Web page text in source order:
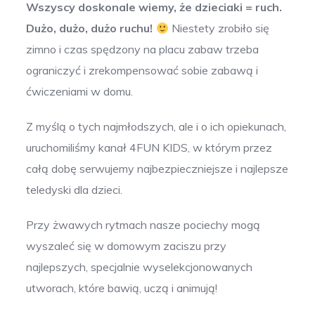
Wszyscy doskonale wiemy, że dzieciaki = ruch.
Dużo, dużo, dużo ruchu!
Niestety zrobiło się
zimno i czas spędzony na placu zabaw trzeba
ograniczyć i zrekompensować sobie zabawą i
ćwiczeniami w domu.
Z myślą o tych najmłodszych, ale i o ich opiekunach,
uruchomiliśmy kanał 4FUN KIDS, w którym przez
całą dobę serwujemy najbezpieczniejsze i najlepsze
teledyski dla dzieci.
Przy żwawych rytmach nasze pociechy mogą
wyszaleć się w domowym zaciszu przy
najlepszych, specjalnie wyselekcjonowanych
utworach, które bawią, uczą i animują!